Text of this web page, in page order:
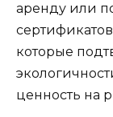
аренду или
которые
ценность на